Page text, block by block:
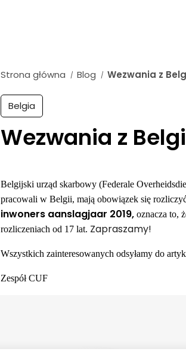
Strona główna / Blog / Wezwania z
Belgia
Wezwania z
Belgijski urząd skarbowy (Federale
pracowali w Belgii, mają obowiązek się
inwoners aanslagjaar 2019,oznacza to,
rozliczeniach od 17 lat. Zapraszamy!
Wszystkich zainteresowanych odsyłamy do
Zespół CUF